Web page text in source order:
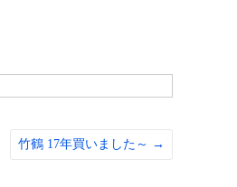
竹鶴 17年買いました～ →